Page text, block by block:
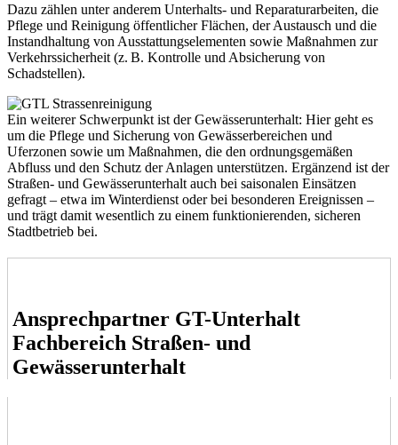
Dazu zählen unter anderem Unterhalts- und Reparaturarbeiten, die
Pflege und Reinigung öffentlicher Flächen, der Austausch und die
Instandhaltung von Ausstattungselementen sowie Maßnahmen zur
Verkehrssicherheit (z. B. Kontrolle und Absicherung von
Schadstellen).
Ein weiterer Schwerpunkt ist der Gewässerunterhalt: Hier geht es
um die Pflege und Sicherung von Gewässerbereichen und
Uferzonen sowie um Maßnahmen, die den ordnungsgemäßen
Abfluss und den Schutz der Anlagen unterstützen. Ergänzend ist der
Straßen- und Gewässerunterhalt auch bei saisonalen Einsätzen
gefragt – etwa im Winterdienst oder bei besonderen Ereignissen –
und trägt damit wesentlich zu einem funktionierenden, sicheren
Stadtbetrieb bei.
Ansprechpartner GT-Unterhalt
Fachbereich Straßen- und
Gewässerunterhalt